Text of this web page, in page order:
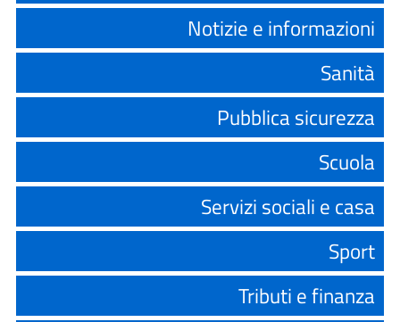
Notizie e informazioni
Sanità
Pubblica sicurezza
Scuola
Servizi sociali e casa
Sport
Tributi e finanza